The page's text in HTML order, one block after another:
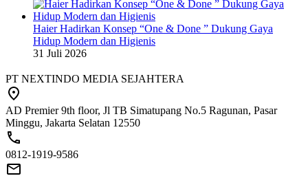
Haier Hadirkan Konsep “One & Done ” Dukung Gaya
Hidup Modern dan Higienis
31 Juli 2026
PT NEXTINDO MEDIA SEJAHTERA
AD Premier 9th floor, Jl TB Simatupang No.5 Ragunan, Pasar
Minggu, Jakarta Selatan 12550
0812-1919-9586